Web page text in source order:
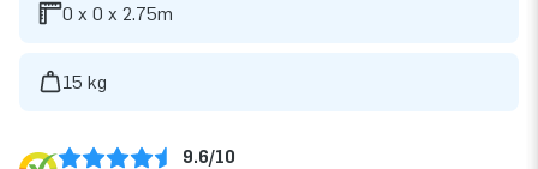
0 x 0 x 2.75m
15 kg
9.6/10